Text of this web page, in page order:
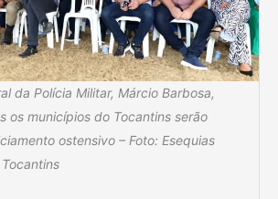
da Polícia Militar, Márcio Barbosa,
os municípios do Tocantins serão
ostensivo – Foto: Esequias